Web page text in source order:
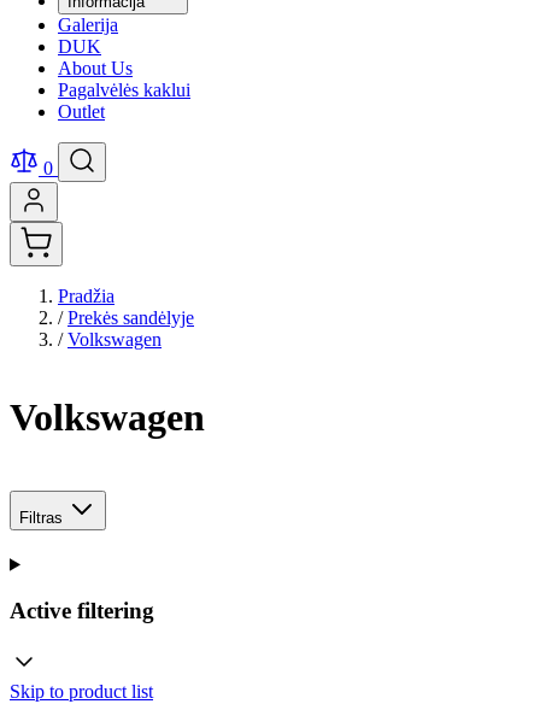
Galerija
DUK
About Us
Pagalvėlės kaklui
Outlet
0
Pradžia
/ Prekės sandėlyje
/ Volkswagen
Volkswagen
Filtras
Active filtering
Skip to product list